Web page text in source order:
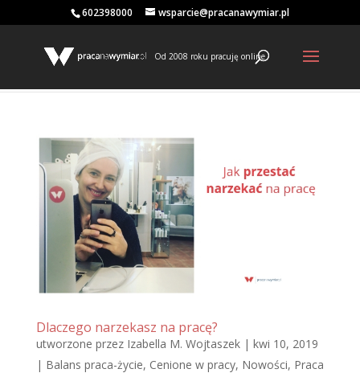
602398000 wsparcie@pracanawymiar.pl
Od 2008 roku pracuję online
Dlaczego narzekasz na pracę?
utworzone przez Izabella M. Wojtaszek| kwi 10, 2019
| Balans praca-życie, Cenione w pracy, Nowości, Praca